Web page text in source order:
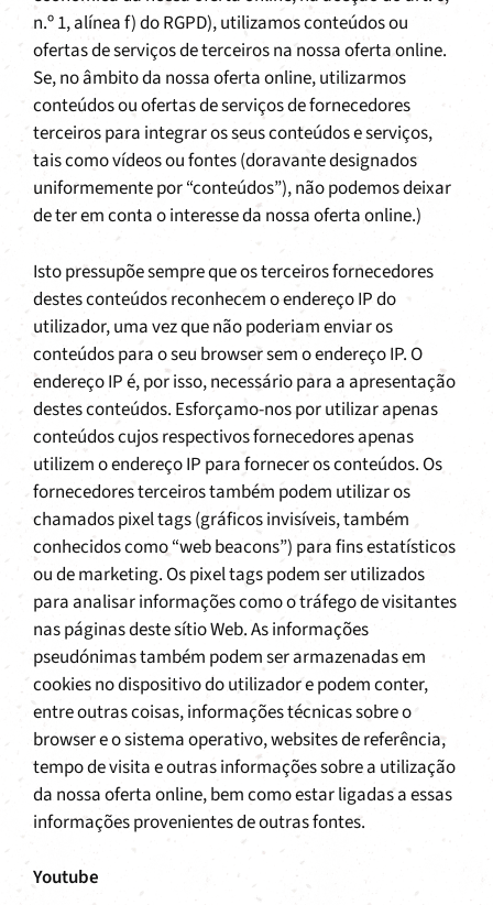
n.º 1, alínea f) do RGPD), utilizamos conteúdos ou
ofertas de serviços de terceiros na nossa oferta online.
Se, no âmbito da nossa oferta online, utilizarmos
conteúdos ou ofertas de serviços de fornecedores
terceiros para integrar os seus conteúdos e serviços,
tais como vídeos ou fontes (doravante designados
uniformemente por “conteúdos”), não podemos deixar
de ter em conta o interesse da nossa oferta online.)
Isto pressupõe sempre que os terceiros fornecedores
destes conteúdos reconhecem o endereço IP do
utilizador, uma vez que não poderiam enviar os
conteúdos para o seu browser sem o endereço IP. O
endereço IP é, por isso, necessário para a apresentação
destes conteúdos. Esforçamo-nos por utilizar apenas
conteúdos cujos respectivos fornecedores apenas
utilizem o endereço IP para fornecer os conteúdos. Os
fornecedores terceiros também podem utilizar os
chamados pixel tags (gráficos invisíveis, também
conhecidos como “web beacons”) para fins estatísticos
ou de marketing. Os pixel tags podem ser utilizados
para analisar informações como o tráfego de visitantes
nas páginas deste sítio Web. As informações
pseudónimas também podem ser armazenadas em
cookies no dispositivo do utilizador e podem conter,
entre outras coisas, informações técnicas sobre o
browser e o sistema operativo, websites de referência,
tempo de visita e outras informações sobre a utilização
da nossa oferta online, bem como estar ligadas a essas
informações provenientes de outras fontes.
Youtube